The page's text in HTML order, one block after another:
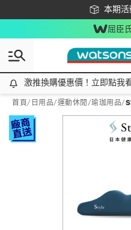
本期
下載
屈臣
激推換購優惠價！立即點我看
激推換購優惠價！立即點我
首頁/ 日用品/運動休閒 /瑜珈用品/